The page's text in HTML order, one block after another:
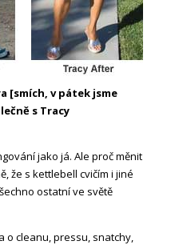
[smích, v pátek jsme
s Tracy
jako já. Ale proč měnit
že s kettlebell cvičím i jiné
ostatní ve světě
o cleanu, pressu, snatchy,